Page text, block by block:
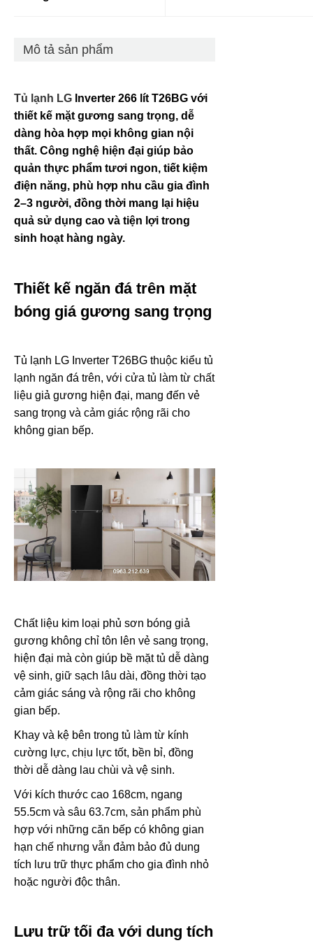
Mô tả sản phẩm
Tủ lạnh LG Inverter 266 lít T26BG với
thiết kế mặt gương sang trọng, dễ
dàng hòa hợp mọi không gian nội
thất. Công nghệ hiện đại giúp bảo
quản thực phẩm tươi ngon, tiết kiệm
điện năng, phù hợp nhu cầu gia đình
2–3 người, đồng thời mang lại hiệu
quả sử dụng cao và tiện lợi trong
sinh hoạt hàng ngày.
Thiết kế ngăn đá trên mặt
bóng giá gương sang trọng
Tủ lạnh LG Inverter T26BG thuộc kiểu tủ
lạnh ngăn đá trên, với cửa tủ làm từ chất
liệu giả gương hiện đại, mang đến vẻ
sang trọng và cảm giác rộng rãi cho
không gian bếp.
Chất liệu kim loại phủ sơn bóng giả
gương không chỉ tôn lên vẻ sang trọng,
hiện đại mà còn giúp bề mặt tủ dễ dàng
vệ sinh, giữ sạch lâu dài, đồng thời tạo
cảm giác sáng và rộng rãi cho không
gian bếp.
Khay và kệ bên trong tủ làm từ kính
cường lực, chịu lực tốt, bền bỉ, đồng
thời dễ dàng lau chùi và vệ sinh.
Với kích thước cao 168cm, ngang
55.5cm và sâu 63.7cm, sản phẩm phù
hợp với những căn bếp có không gian
hạn chế nhưng vẫn đảm bảo đủ dung
tích lưu trữ thực phẩm cho gia đình nhỏ
hoặc người độc thân.
Lưu trữ tối đa với dung tích